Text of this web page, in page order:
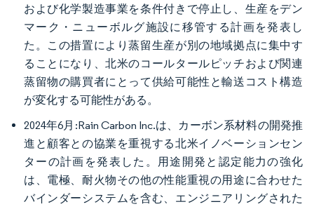
および化学製造事業を条件付きで停止し、生産をデン
マーク・ニューボルグ施設に移管する計画を発表し
た。この措置により蒸留生産が別の地域拠点に集中す
ることになり、北米のコールタールピッチおよび関連
蒸留物の購買者にとって供給可能性と輸送コスト構造
が変化する可能性がある。
2024年6月:Rain Carbon Inc.は、カーボン系材料の開発推
進と顧客との協業を重視する北米イノベーションセン
ターの計画を発表した。用途開発と認定能力の強化
は、電極、耐火物その他の性能重視の用途に合わせた
バインダーシステムを含む、エンジニアリングされた